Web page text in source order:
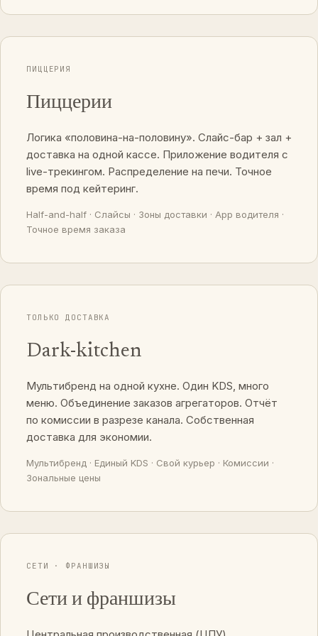
ПИЦЦЕРИЯ
Пиццерии
Логика «половина-на-половину». Слайс-бар + зал +
доставка на одной кассе. Приложение водителя с
live-трекингом. Распределение на печи. Точное
время под кейтеринг.
Half-and-half · Слайсы · Зоны доставки · App водителя ·
Точное время заказа
ТОЛЬКО ДОСТАВКА
Dark-kitchen
Мультибренд на одной кухне. Один KDS, много
меню. Объединение заказов агрегаторов. Отчёт
по комиссии в разрезе канала. Собственная
доставка для экономии.
Мультибренд · Единый KDS · Свой курьер · Комиссии ·
Зональные цены
СЕТИ · ФРАНШИЗЫ
Сети и франшизы